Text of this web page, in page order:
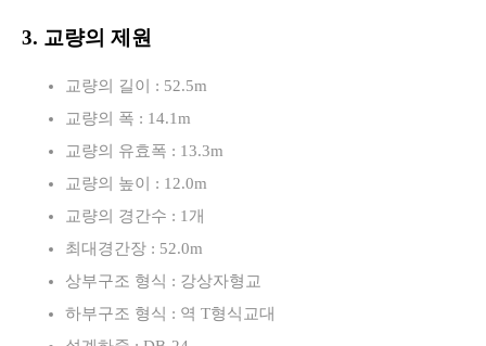
3. 교량의 제원
교량의 길이 : 52.5m
교량의 폭 : 14.1m
교량의 유효폭 : 13.3m
교량의 높이 : 12.0m
교량의 경간수 : 1개
최대경간장 : 52.0m
상부구조 형식 : 강상자형교
하부구조 형식 : 역 T형식교대